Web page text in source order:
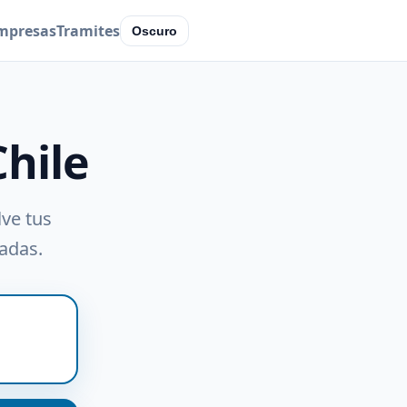
Tramites Oscuro
tus